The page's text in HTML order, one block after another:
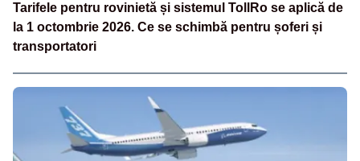
Tarifele pentru rovinietă și sistemul TollRo se aplică de
la 1 octombrie 2026. Ce se schimbă pentru șoferi și
transportatori